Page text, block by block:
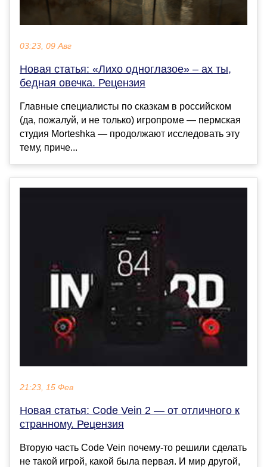
03:23, 09 Авг
Новая статья: «Лихо одноглазое» – ах ты,
бедная овечка. Рецензия
Главные специалисты по сказкам в российском
(да, пожалуй, и не только) игропроме — пермская
студия Morteshka — продолжают исследовать эту
тему, приче...
21:23, 15 Фев
Новая статья: Code Vein 2 — от отличного к
странному. Рецензия
Вторую часть Code Vein почему-то решили сделать
не такой игрой, какой была первая. И мир другой,